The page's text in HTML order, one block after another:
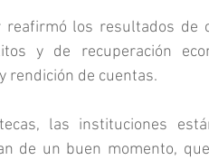
reafirmó los resultados de
y de recuperación
rendición de cuentas.
las instituciones
de un buen momento,